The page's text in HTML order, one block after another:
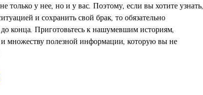
только у нее, но и у вас. Поэтому, если вы хотите узнать,
и сохранить свой брак, то обязательно
до конца. Приготовьтесь к нашумевшим историям,
множеству полезной информации, которую вы не